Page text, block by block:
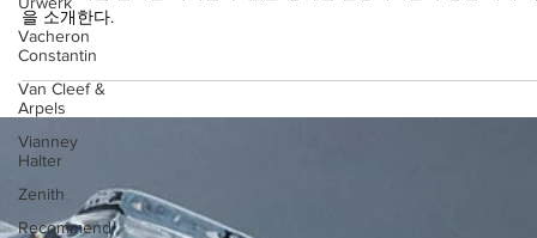
Vacheron
Constantin
Van Cleef &
Arpels
Vianney
Halter
Zenith
Recommend
[M PICK] 빙하를 연상시키는 투명한 시계
무더운 여름 날씨를 극복할 수 있는 빙하를 연상시키는 투명한 시계 4
을 소개한다.